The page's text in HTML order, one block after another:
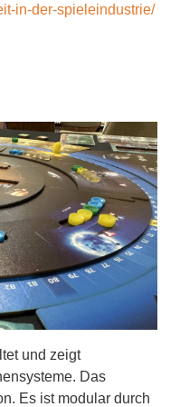
in-der-spieleindustrie/
und zeigt
Das
Es ist modular durch